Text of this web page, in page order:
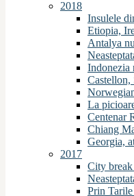
2018
Insulele
Etiopia,
Antalya
Indonezia
Castellon,
La
Centenar
Chiang
Georgia,
2017
City
Prin